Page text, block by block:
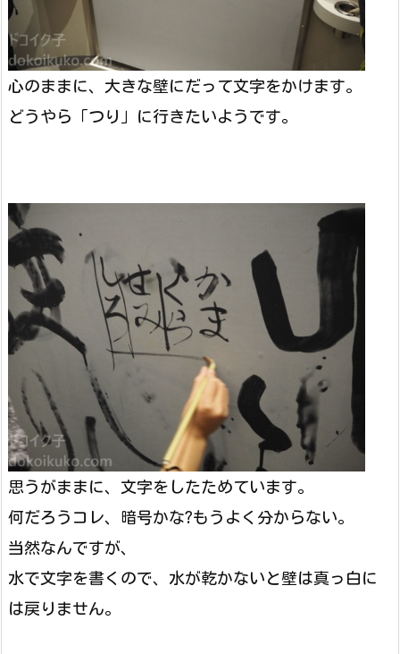
心のままに、大きな壁にだって文字をかけます。
どうやら「つり」に行きたいようです。
思うがままに、文字をしたためています。
何だろうコレ、暗号かな?もうよく分からない。
当然なんですが、
水で文字を書くので、水が乾かないと壁は真っ白に
は戻りません。